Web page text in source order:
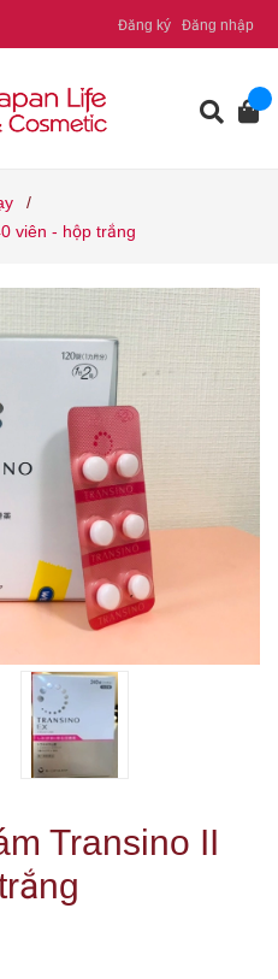
Đăng ký Đăng nhập
/
viên - hộp trắng
Transino II